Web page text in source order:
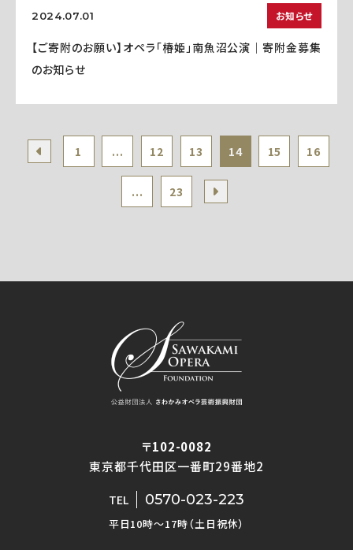
2024.07.01 お知らせ
【ご寄附のお願い】オペラ「椿姫」南魚沼公演｜寄附金募集
のお知らせ
1 ... 12 13 14 15 16
... 23
〒102-0082
東京都千代田区一番町29番地2
TEL 0570-023-223
平日10時〜17時（土日祝休）